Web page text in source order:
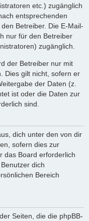
etc.) zugänglich
entsprechenden
Betreiber. Die E-Mail-
nur für den Betreiber
zugänglich.
der Betreiber nur mit
Dies gilt nicht, sofern er
der Daten (z.
ist oder die Daten zur
sind.
dich unter den von dir
sofern dies zur
das Board erforderlich
dich
Bereich
Seiten, die die phpBB-